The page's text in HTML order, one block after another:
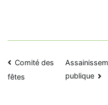
Navigation
de
Comité des
fêtes
publique